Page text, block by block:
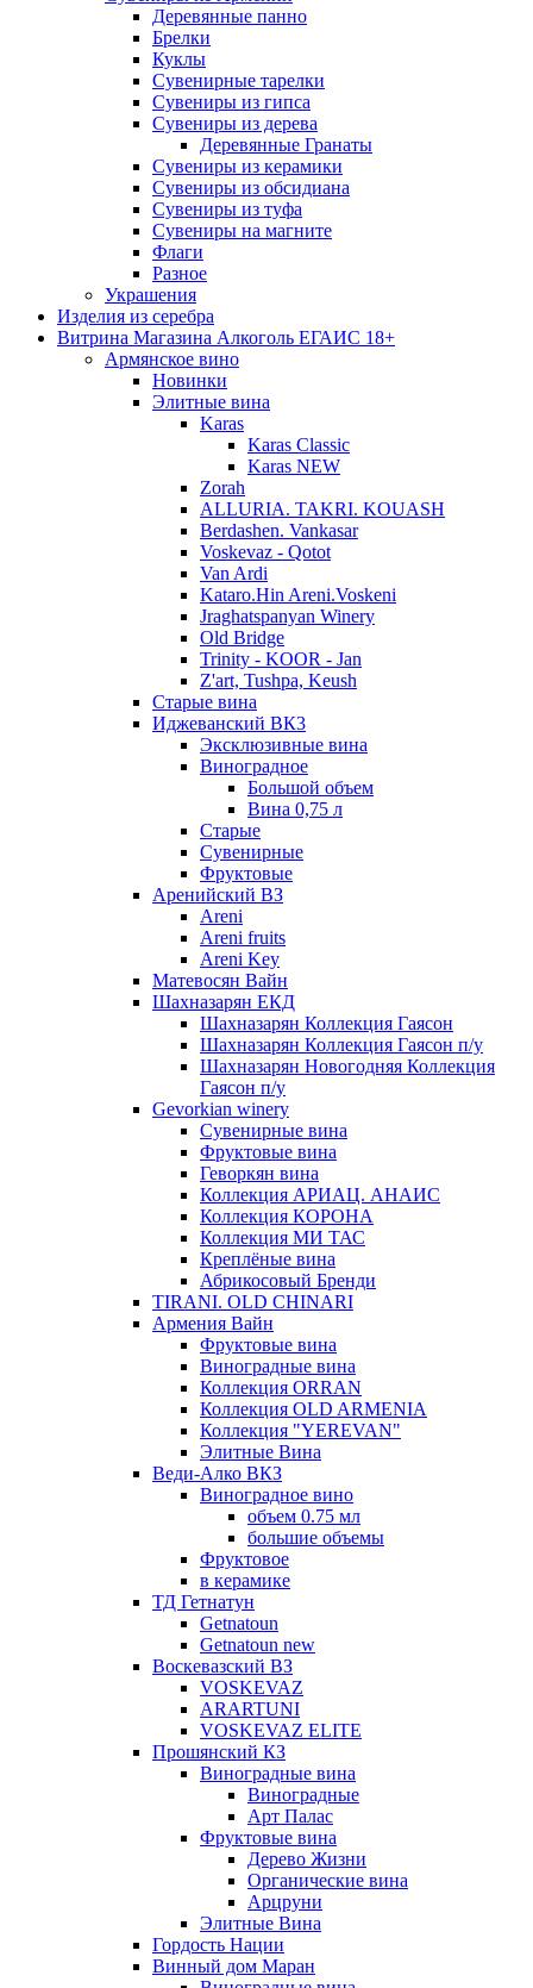
Деревянные панно
Брелки
Куклы
Сувенирные тарелки
Сувениры из гипса
Сувениры из дерева
Деревянные Гранаты
Сувениры из керамики
Сувениры из обсидиана
Сувениры из туфа
Сувениры на магните
Флаги
Разное
Украшения
Изделия из серебра
Витрина Магазина Алкоголь ЕГАИС 18+
Армянское вино
Новинки
Элитные вина
Karas
Karas Classic
Karas NEW
Zorah
ALLURIA. TAKRI. KOUASH
Berdashen. Vankasar
Voskevaz - Qotot
Van Ardi
Kataro.Hin Areni.Voskeni
Jraghatspanyan Winery
Old Bridge
Trinity - KOOR - Jan
Z'art, Tushpa, Keush
Старые вина
Иджеванский ВК3
Эксклюзивные вина
Виноградное
Большой объем
Вина 0,75 л
Старые
Сувенирные
Фруктовые
Аренийский ВЗ
Areni
Areni fruits
Areni Key
Матевосян Вайн
Шахназарян ЕКД
Шахназарян Коллекция Гаясон
Шахназарян Коллекция Гаясон п/у
Шахназарян Новогодняя Коллекция
Гаясон п/у
Gevorkian winery
Сувенирные вина
Фруктовые вина
Геворкян вина
Коллекция АРИАЦ. АНАИС
Коллекция КОРОНА
Коллекция МИ ТАС
Креплёные вина
Абрикосовый Бренди
TIRANI. OLD CHINARI
Армения Вайн
Фруктовые вина
Виноградные вина
Коллекция ORRAN
Коллекция OLD ARMENIA
Коллекция "YEREVAN"
Элитные Вина
Веди-Алко ВКЗ
Виноградное вино
объем 0.75 мл
большие объемы
Фруктовое
в керамике
ТД Гетнатун
Getnatoun
Getnatoun new
Воскевазский ВЗ
VOSKEVAZ
ARARTUNI
VOSKEVAZ ELITE
Прошянский КЗ
Виноградные вина
Виноградные
Арт Палас
Фруктовые вина
Дерево Жизни
Органические вина
Арцруни
Элитные Вина
Гордость Нации
Винный дом Маран